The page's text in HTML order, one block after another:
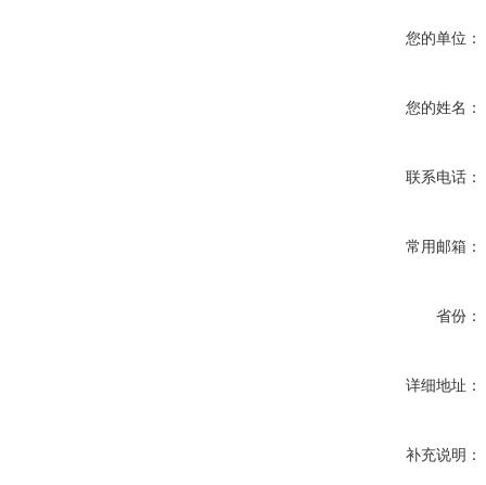
您的单位：
您的姓名：
联系电话：
常用邮箱：
省份：
详细地址：
补充说明：